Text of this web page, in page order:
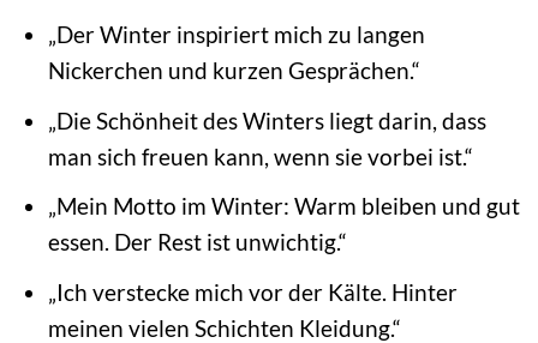
„Der Winter inspiriert mich zu langen
Nickerchen und kurzen Gesprächen.“
„Die Schönheit des Winters liegt darin, dass
man sich freuen kann, wenn sie vorbei ist.“
„Mein Motto im Winter: Warm bleiben und gut
essen. Der Rest ist unwichtig.“
„Ich verstecke mich vor der Kälte. Hinter
meinen vielen Schichten Kleidung.“